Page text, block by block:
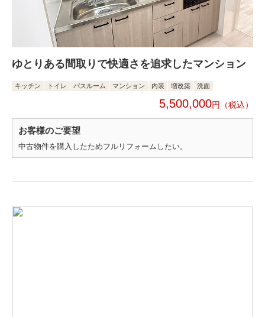
ゆとりある間取りで快適さを追求したマンション
キッチン トイレ バスルーム マンション 内装 増改築 洗面
5,500,000円
お客様のご要望
中古物件を購入したためフルリフォームしたい。